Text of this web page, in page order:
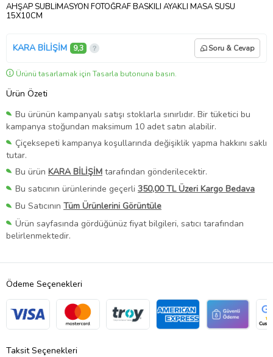
AHŞAP SÜBLİMASYON FOTOĞRAF BASKILI AYAKLI MASA SÜSÜ
15X10CM
KARA BİLİŞİM 9,3 Soru & Cevap
Ürünü tasarlamak için Tasarla butonuna basın.
Ürün Özeti
Bu ürünün kampanyalı satışı stoklarla sınırlıdır. Bir tüketici bu
kampanya stoğundan maksimum 10 adet satın alabilir.
Çiçeksepeti kampanya koşullarında değişiklik yapma hakkını saklı
tutar.
Bu ürün KARA BİLİŞİM tarafından gönderilecektir.
Bu satıcının ürünlerinde geçerli 350,00 TL Üzeri Kargo Bedava
Bu Satıcının Tüm Ürünlerini Görüntüle
Ürün sayfasında gördüğünüz fiyat bilgileri, satıcı tarafından
belirlenmektedir.
Ödeme Seçenekleri
Taksit Seçenekleri